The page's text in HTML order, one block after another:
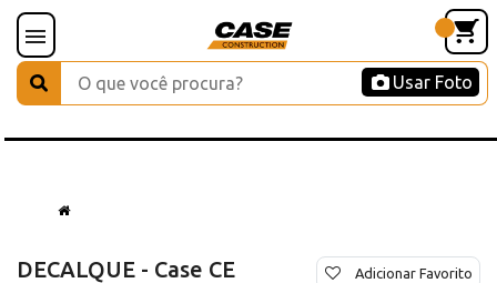
Usar Foto
DECALQUE - Case CE Adicionar Favorito